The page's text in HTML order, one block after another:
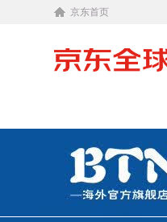
京东首页